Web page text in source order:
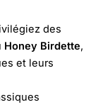
des
Honey Birdette,
et leurs